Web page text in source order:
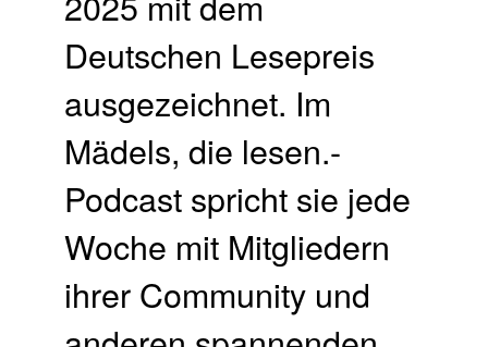
Deutschen Lesepreis
ausgezeichnet. Im
Mädels, die lesen.-
Podcast spricht sie jede
Woche mit Mitgliedern
ihrer Community und